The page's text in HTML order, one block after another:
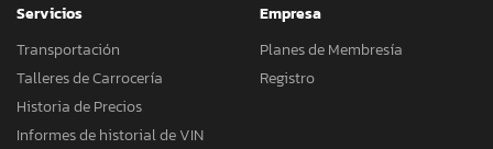
Servicios
Transportación
Talleres de Carrocería
Historia de Precios
Informes de historial de VIN
Empresa
Planes de Membresía
Registro